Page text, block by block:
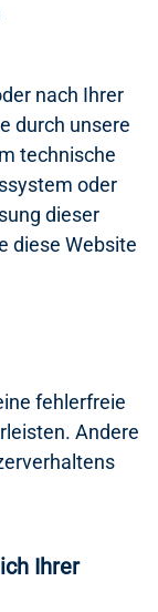
nach Ihrer
durch unsere
technische
oder
dieser
diese Website
fehlerfreie
Andere
Ihrer